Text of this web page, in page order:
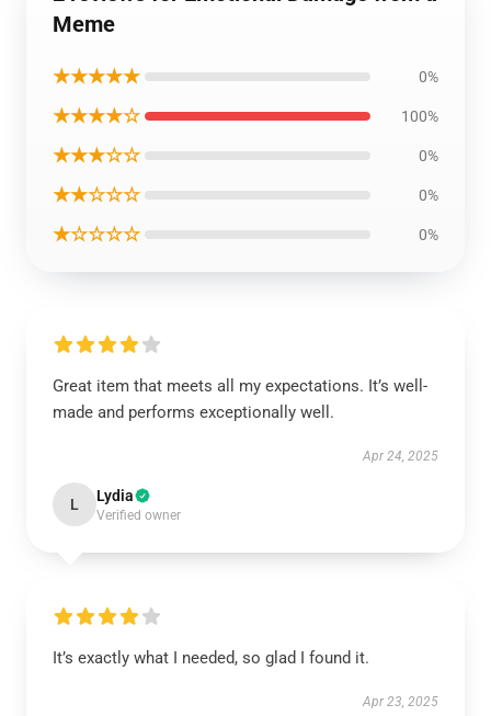
Meme
★★★★★ 0%
★★★★☆ 100%
★★★☆☆ 0%
★★☆☆☆ 0%
★☆☆☆☆ 0%
Great item that meets all my expectations. It’s well-
made and performs exceptionally well.
Apr 24, 2025
L Lydia
Verified owner
It’s exactly what I needed, so glad I found it.
Apr 23, 2025